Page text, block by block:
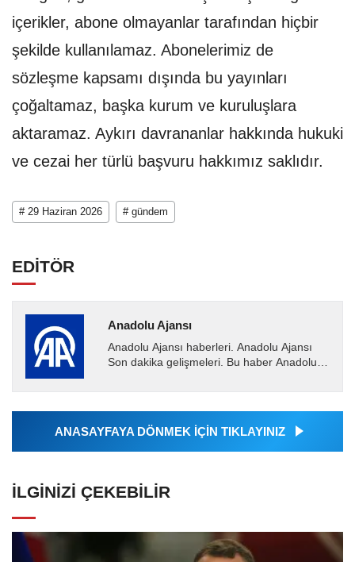
içerikler, abone olmayanlar tarafından hiçbir
şekilde kullanılamaz. Abonelerimiz de
sözleşme kapsamı dışında bu yayınları
çoğaltamaz, başka kurum ve kuruluşlara
aktaramaz. Aykırı davrananlar hakkında hukuki
ve cezai her türlü başvuru hakkımız saklıdır.
# 29 Haziran 2026 # gündem
EDİTÖR
Anadolu Ajansı
Anadolu Ajansı haberleri. Anadolu Ajansı
Son dakika gelişmeleri. Bu haber Anadolu
Ajansı tarafından...
ANASAYFAYA DÖNMEK İÇİN TIKLAYINIZ
İLGINIZI ÇEKEBILIR